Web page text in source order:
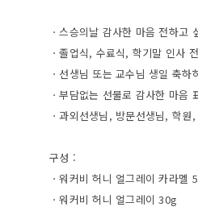
ㆍ스승의날 감사한 마음 전하고
ㆍ졸업식, 수료식, 학기말 인사
ㆍ선생님 또는 교수님 생일 축하
ㆍ부담없는 선물로 감사한 마음
ㆍ과외선생님, 방문선생님, 학
구성 :
ㆍ워커비 허니 얼그레이 카라멜
ㆍ워커비 허니 얼그레이 30g